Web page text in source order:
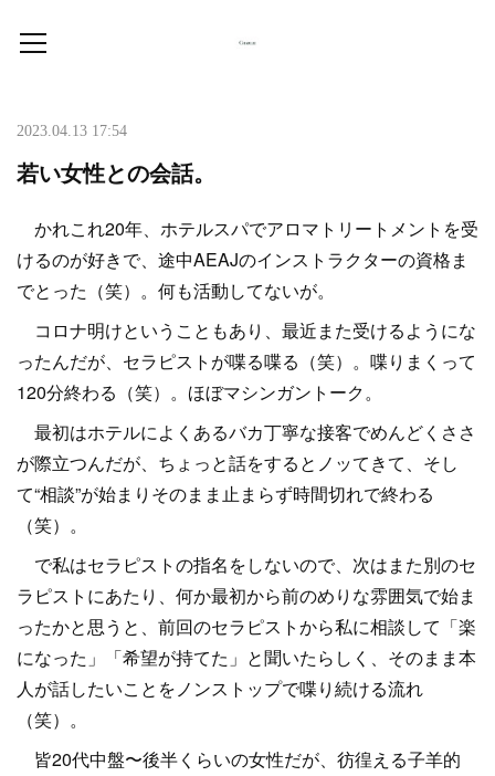
2023.04.13 17:54
若い女性との会話。
かれこれ20年、ホテルスパでアロマトリートメントを受
けるのが好きで、途中AEAJのインストラクターの資格ま
でとった（笑）。何も活動してないが。
コロナ明けということもあり、最近また受けるようにな
ったんだが、セラピストが喋る喋る（笑）。喋りまくって
120分終わる（笑）。ほぼマシンガントーク。
最初はホテルによくあるバカ丁寧な接客でめんどくささ
が際立つんだが、ちょっと話をするとノッてきて、そし
て“相談”が始まりそのまま止まらず時間切れで終わる
（笑）。
で私はセラピストの指名をしないので、次はまた別のセ
ラピストにあたり、何か最初から前のめりな雰囲気で始ま
ったかと思うと、前回のセラピストから私に相談して「楽
になった」「希望が持てた」と聞いたらしく、そのまま本
人が話したいことをノンストップで喋り続ける流れ
（笑）。
皆20代中盤〜後半くらいの女性だが、彷徨える子羊的